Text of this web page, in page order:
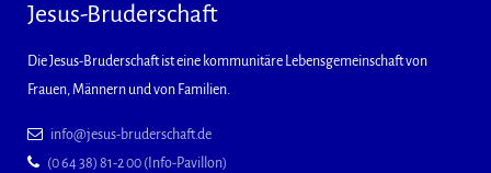
Jesus-Bruderschaft
Die Jesus-Bruderschaft ist eine kommunitäre Lebensgemeinschaft von
Frauen, Männern und von Familien.
info@jesus-bruderschaft.de
(0 64 38) 81-2 00 (Info-Pavillon)